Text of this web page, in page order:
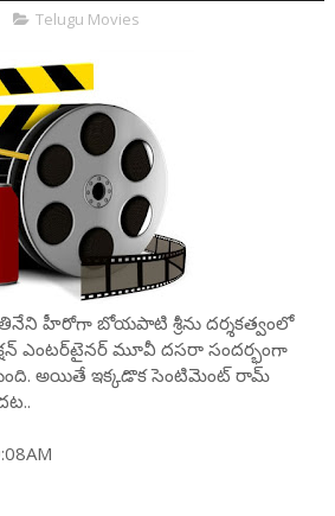
Telugu Movies
హీరోగా బోయపాటి శ్రీను దర్శకత్వంలో
ఎంటర్‌టైనర్ మూవీ దసరా సందర్భంగా
అయితే ఇక్కడొక సెంటిమెంట్ రామ్